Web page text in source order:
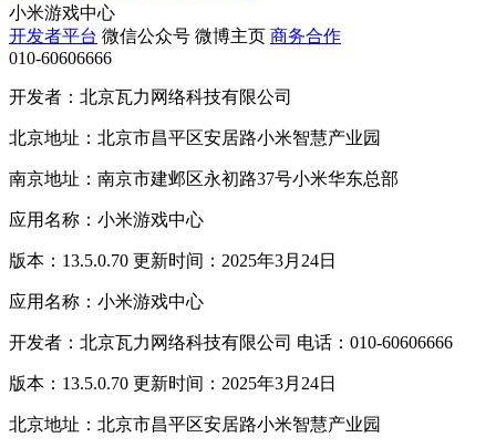
小米游戏中心
开发者平台 微信公众号 微博主页 商务合作
010-60606666
开发者：北京瓦力网络科技有限公司
北京地址：北京市昌平区安居路小米智慧产业园
南京地址：南京市建邺区永初路37号小米华东总部
应用名称：小米游戏中心
版本：13.5.0.70 更新时间：2025年3月24日
应用名称：小米游戏中心
开发者：北京瓦力网络科技有限公司 电话：010-60606666
版本：13.5.0.70 更新时间：2025年3月24日
北京地址：北京市昌平区安居路小米智慧产业园